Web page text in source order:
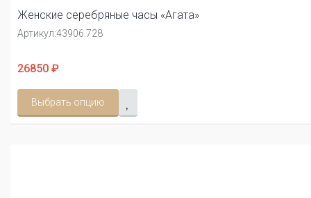
Женские серебряные часы «Агата»
Артикул:43906.728
26850 ₽
Выбрать опцию